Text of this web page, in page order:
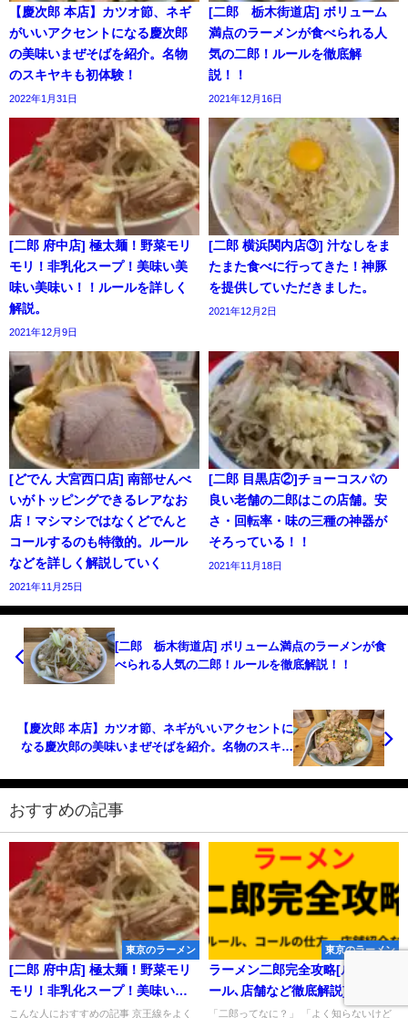
【慶次郎 本店】カツオ節、ネギ
がいいアクセントになる慶次郎
の美味いまぜそばを紹介。名物
のスキヤキも初体験！
2022年1月31日
[二郎 栃木街道店] ボリューム
満点のラーメンが食べられる人
気の二郎！ルールを徹底解
説！！
2021年12月16日
[二郎 府中店] 極太麺！野菜モリ
モリ！非乳化スープ！美味い美
味い美味い！！ルールを詳しく
解説。
2021年12月9日
[二郎 横浜関内店③] 汁なしをま
たまた食べに行ってきた！神豚
を提供していただきました。
2021年12月2日
[どでん 大宮西口店] 南部せんべ
いがトッピングできるレアなお
店！マシマシではなくどでんと
コールするのも特徴的。ルール
などを詳しく解説していく
2021年11月25日
[二郎 目黒店②]チョーコスパの
良い老舗の二郎はこの店舗。安
さ・回転率・味の三種の神器が
そろっている！！
2021年11月18日
[二郎 栃木街道店] ボリューム満点のラーメンが食
べられる人気の二郎！ルールを徹底解説！！
【慶次郎 本店】カツオ節、ネギがいいアクセントに
なる慶次郎の美味いまぜそばを紹介。名物のスキヤ
おすすめの記事
東京のラーメン
[二郎 府中店] 極太麺！野菜モリ
モリ！非乳化スープ！美味い美
味い美味い！！ルールを詳しく
こんな人におすすめの記事 京王線をよく
東京のラーメン
ラーメン二郎完全攻略[ルール､コ
ール､店舗など徹底解説]（随時更
新中）
「二郎ってなに？」 「よく知らないけど